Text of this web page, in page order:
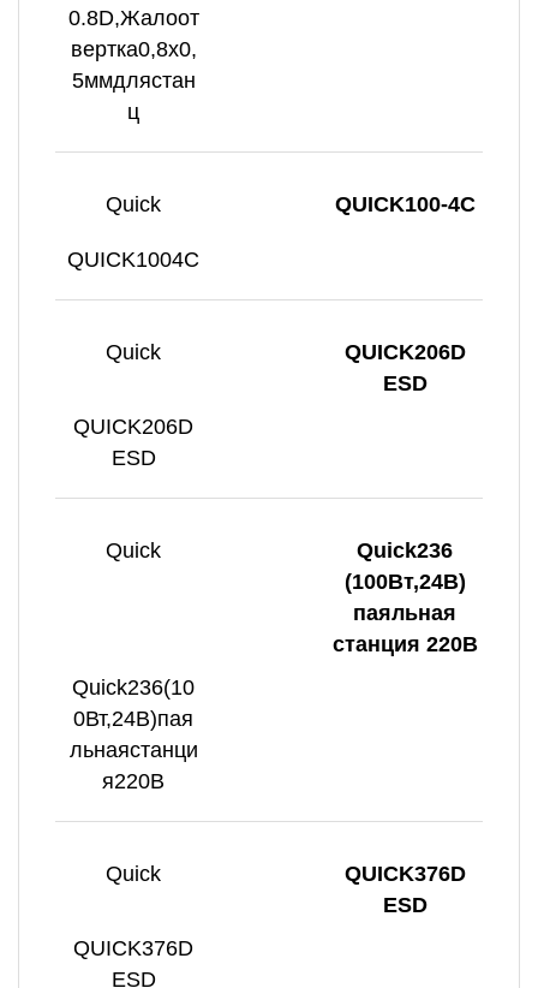
0.8D,Жалоот
вертка0,8x0,
5ммдлястан
ц
Quick QUICK100-4C
QUICK1004C
Quick
QUICK206D
ESD
QUICK206D
ESD
Quick
Quick236
(100Вт,24В)
паяльная
станция 220В
Quick236(10
0Вт,24В)пая
льнаястанци
я220В
Quick
QUICK376D
ESD
QUICK376D
ESD